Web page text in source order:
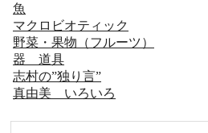
魚
マクロビオティック
野菜・果物（フルーツ）
器 道具
志村の”独り言”
真由美 いろいろ